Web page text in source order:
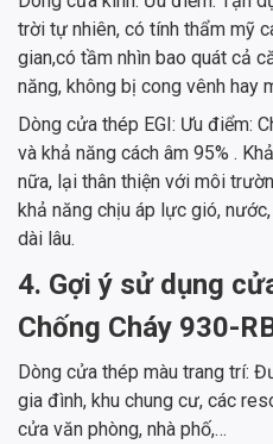
trời tự nhiên, có tính thẩm mỹ
gian,có tầm nhìn bao quát cả
năng, không bị cong vênh hay
Dòng cửa thép EGI: Ưu điểm:
và khả năng cách âm 95% .
nữa, lại thân thiện với môi
khả năng chịu áp lực gió,
dài lâu.
4. Gợi ý sử dụng
Chống Cháy 930-
Dòng cửa thép màu trang trí:
gia đình, khu chung cư, các
cửa văn phòng, nhà phố,…